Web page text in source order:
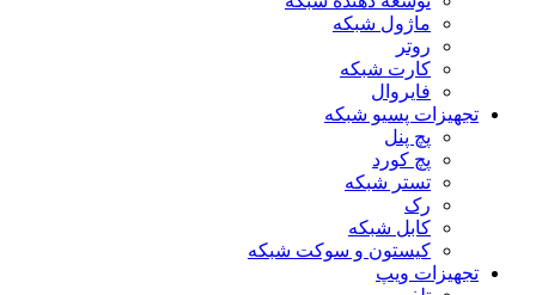
ماژول شبکه
روتر
کارت شبکه
فایروال
تجهیزات پسیو شبکه
پچ پنل
پچ کورد
تستر شبکه
رک
کابل شبکه
کیستون و سوکت شبکه
تجهیزات ویپ